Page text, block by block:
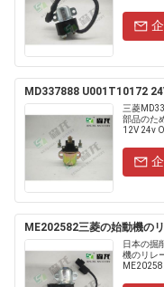
MD337888 U001T10172
三菱
部品のた
12V 24v
ME202582三菱の始動機の
日本の掘
機のリレ